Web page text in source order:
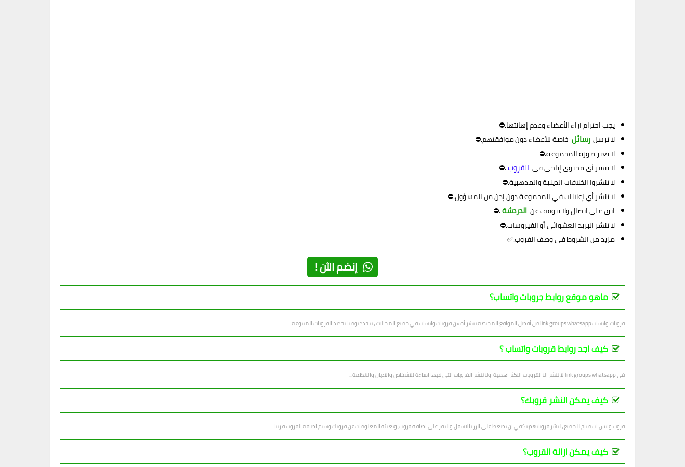
يجب احترام آراء الأعضاء وعدم إهانتها.⛔
لا ترسل رسائل خاصة للأعضاء دون موافقتهم.⛔
لا تغير صورة المجموعة.⛔
لا تنشر أي محتوى إباحي في القروب.⛔
لا تنشروا الخلافات الدينية والمذهبية.⛔
لا تنشر أي إعلانات في المجموعة دون إذن من المسؤول.⛔
ابق على اتصال ولا تتوقف عن الدردشة.⛔
لا تنشر البريد العشوائي أو الفيروسات.⛔
مزيد من الشروط في وصف القروب.✅
إنضم الآن !
ماهو موقع روابط جروبات واتساب؟
قروبات واتساب link groups whatsapp من أفضل المواقع المختصة بنشر أحسن قروبات واتساب في جميع المجالات ، بتجدد يوميا بجديد القروبات المتنوعة.
كيف اجد روابط قروبات واتساب ؟
في link groups whatsapp لا ننشر الا القروبات الاكثر اهمية، ولا ننشر القروبات التي فيها اساءة للاشخاص والاديان والانظمة...
كيف يمكن النشر قروبك؟
قروب واتس اب متاح للجميع ، لنشر قروباتهم يكفي ان تضغط على الزر بالاسفل والنقر على اضافة قروب، وتعبئة المعلومات عن قروبك وستم اصافة القروب قريبا.
كيف يمكن ازالة القروب؟